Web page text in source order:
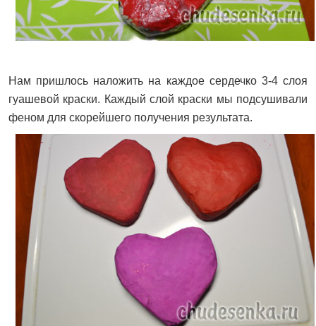
Нам пришлось наложить на каждое сердечко 3-4 слоя
гуашевой краски. Каждый слой краски мы подсушивали
феном для скорейшего получения результата.